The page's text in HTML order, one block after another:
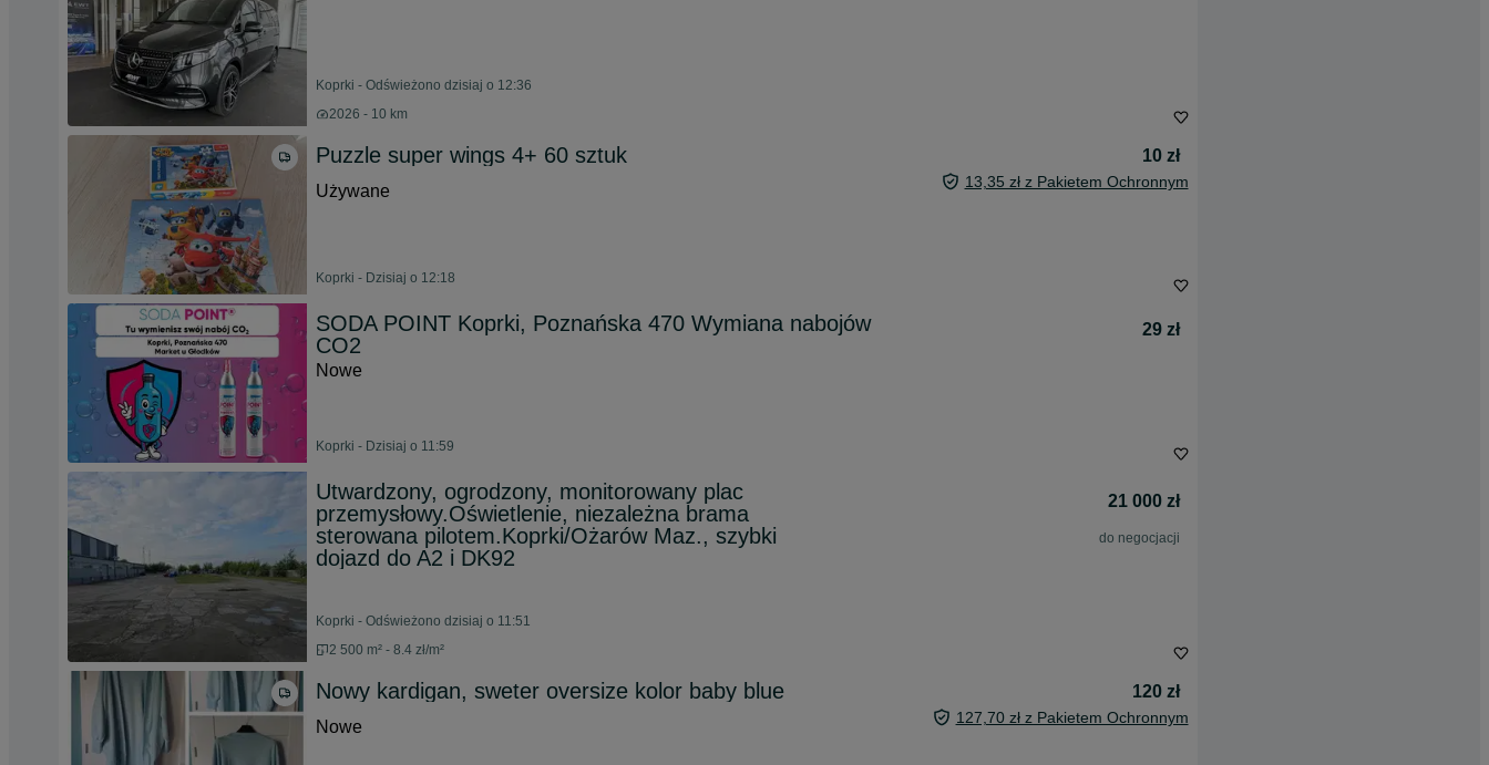
Koprki - Odświeżono dzisiaj o 12:36
2026 - 10 km
Puzzle super wings 4+ 60 sztuk
10 zł
Używane
13,35 zł z Pakietem Ochronnym
Koprki - Dzisiaj o 12:18
SODA POINT Koprki, Poznańska 470 Wymiana nabojów
CO2
29 zł
Nowe
Koprki - Dzisiaj o 11:59
Utwardzony, ogrodzony, monitorowany plac
przemysłowy.Oświetlenie, niezależna brama
sterowana pilotem.Koprki/Ożarów Maz., szybki
dojazd do A2 i DK92
21 000 zł
do negocjacji
Koprki - Odświeżono dzisiaj o 11:51
2 500 m² - 8.4 zł/m²
Nowy kardigan, sweter oversize kolor baby blue
120 zł
Nowe
127,70 zł z Pakietem Ochronnym